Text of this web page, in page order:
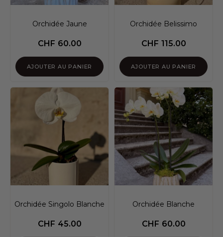
Orchidée Jaune
CHF 60.00
AJOUTER AU PANIER
Orchidée Belissimo
CHF 115.00
AJOUTER AU PANIER
Orchidée Singolo Blanche
CHF 45.00
Orchidée Blanche
CHF 60.00